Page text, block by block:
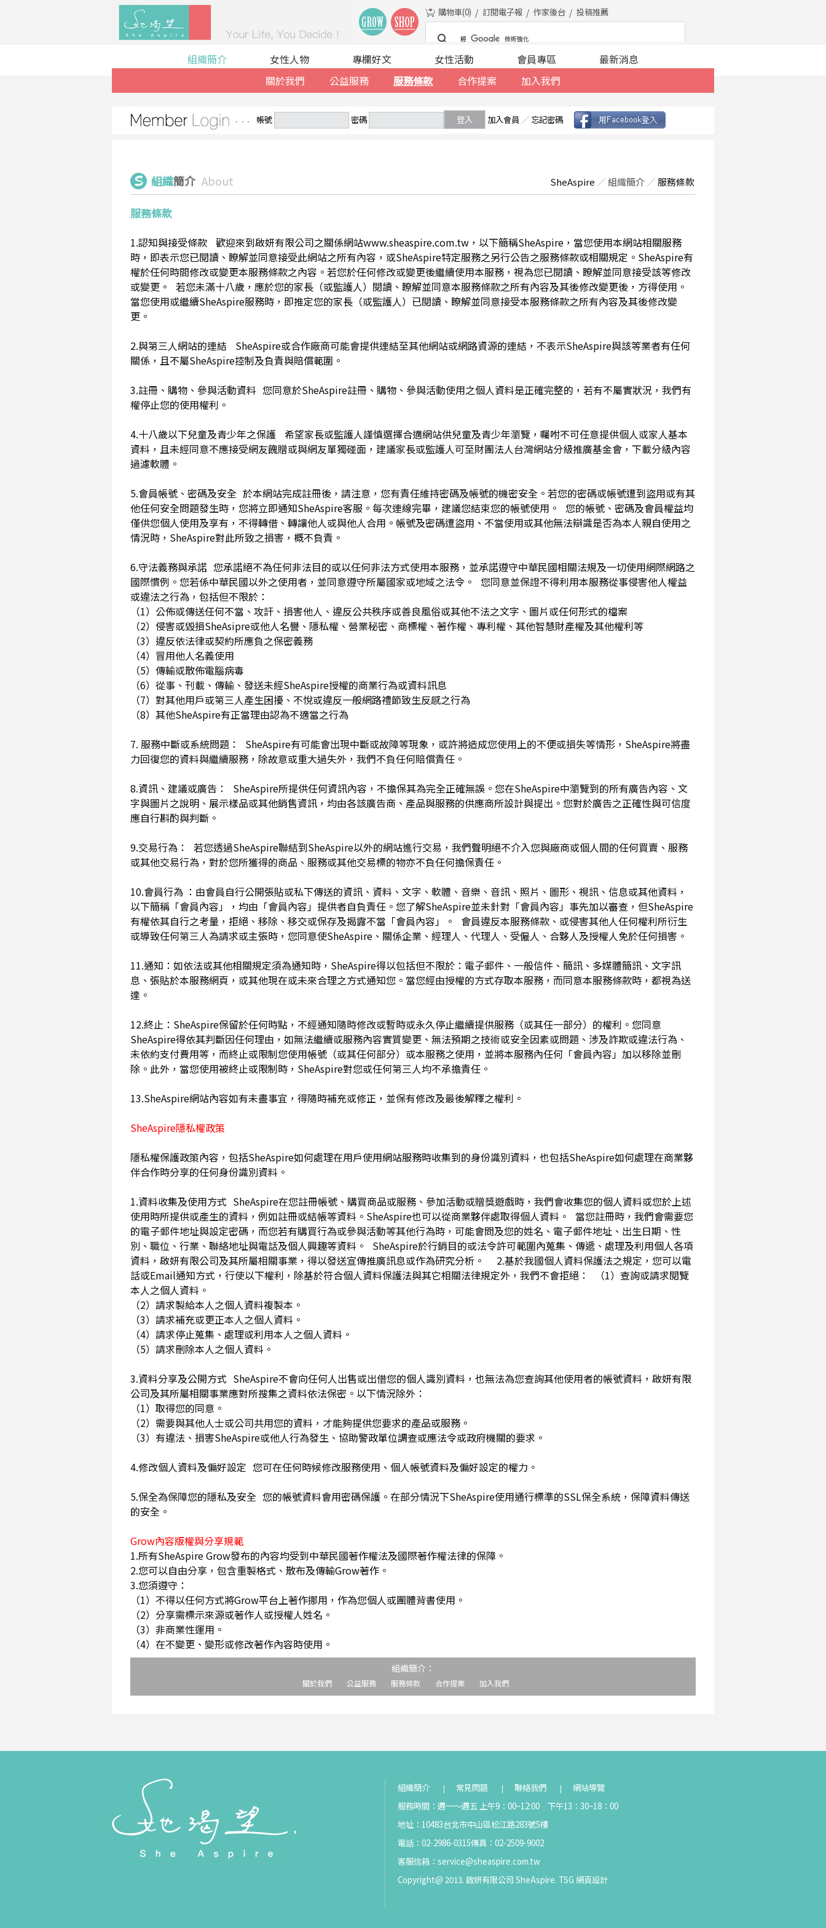
購物車(0) 訂閱電子報 作家後台 投稿推薦
組織簡介
關於我們
公益服務 服務條款 合作提案 加入我們
女性人物 專欄好文 女性活動 會員專區 最新消息
帳號 密碼 登入 加入會員 ／ 忘記密碼
組織簡介 About SheAspire ／組織簡介 ／ 服務條款
服務條款
1.認知與接受條款 歡迎來到啟妍有限公司之關係網站www.sheaspire.com.tw，以下簡稱SheAspire，當您使用本網站相關服務
時，即表示您已閱讀、瞭解並同意接受此網站之所有內容，或SheAspire特定服務之另行公告之服務條款或相關規定。SheAspire有
權於任何時間修改或變更本服務條款之內容。若您於任何修改或變更後繼續使用本服務，視為您已閱讀、瞭解並同意接受該等修改
或變更。 若您未滿十八歲，應於您的家長（或監護人）閱讀、瞭解並同意本服務條款之所有內容及其後修改變更後，方得使用。
當您使用或繼續SheAspire服務時，即推定您的家長（或監護人）已閱讀、瞭解並同意接受本服務條款之所有內容及其後修改變
更。
2.與第三人網站的連結 SheAspire或合作廠商可能會提供連結至其他網站或網路資源的連結，不表示SheAspire與該等業者有任何
關係，且不屬SheAspire控制及負責與賠償範圍。
3.註冊、購物、參與活動資料 您同意於SheAspire註冊、購物、參與活動使用之個人資料是正確完整的，若有不屬實狀況，我們有
權停止您的使用權利。
4.十八歲以下兒童及青少年之保護 希望家長或監護人謹慎選擇合適網站供兒童及青少年瀏覽，囑咐不可任意提供個人或家人基本
資料，且未經同意不應接受網友餽贈或與網友單獨碰面，建議家長或監護人可至財團法人台灣網站分級推廣基金會，下載分級內容
過濾軟體。
5.會員帳號、密碼及安全 於本網站完成註冊後，請注意，您有責任維持密碼及帳號的機密安全。若您的密碼或帳號遭到盜用或有其
他任何安全問題發生時，您將立即通知SheAspire客服。每次連線完畢，建議您結束您的帳號使用。 您的帳號、密碼及會員權益均
僅供您個人使用及享有，不得轉借、轉讓他人或與他人合用。帳號及密碼遭盜用、不當使用或其他無法辯識是否為本人親自使用之
情況時，SheAspire對此所致之損害，概不負責。
6.守法義務與承諾 您承諾絕不為任何非法目的或以任何非法方式使用本服務，並承諾遵守中華民國相關法規及一切使用網際網路之
國際慣例。您若係中華民國以外之使用者，並同意遵守所屬國家或地域之法令。 您同意並保證不得利用本服務從事侵害他人權益
或違法之行為，包括但不限於：
（1）公佈或傳送任何不當、攻訐、損害他人、違反公共秩序或善良風俗或其他不法之文字、圖片或任何形式的檔案
（2）侵害或毀損SheAsipre或他人名譽、隱私權、營業秘密、商標權、著作權、專利權、其他智慧財產權及其他權利等
（3）違反依法律或契約所應負之保密義務
（4）冒用他人名義使用
（5）傳輸或散佈電腦病毒
（6）從事、刊載、傳輸、發送未經SheAspire授權的商業行為或資料訊息
（7）對其他用戶或第三人產生困擾、不悅或違反一般網路禮節致生反感之行為
（8）其他SheAspire有正當理由認為不適當之行為
7. 服務中斷或系統問題： SheAspire有可能會出現中斷或故障等現象，或許將造成您使用上的不便或損失等情形，SheAspire將盡
力回復您的資料與繼續服務，除故意或重大過失外，我們不負任何賠償責任。
8.資訊、建議或廣告： SheAspire所提供任何資訊內容，不擔保其為完全正確無誤。您在SheAspire中瀏覽到的所有廣告內容、文
字與圖片之說明、展示樣品或其他銷售資訊，均由各該廣告商、產品與服務的供應商所設計與提出。您對於廣告之正確性與可信度
應自行斟酌與判斷。
9.交易行為： 若您透過SheAspire聯結到SheAspire以外的網站進行交易，我們聲明絕不介入您與廠商或個人間的任何買賣、服務
或其他交易行為，對於您所獲得的商品、服務或其他交易標的物亦不負任何擔保責任。
10.會員行為 ：由會員自行公開張貼或私下傳送的資訊、資料、文字、軟體、音樂、音訊、照片、圖形、視訊、信息或其他資料，
以下簡稱「會員內容」，均由「會員內容」提供者自負責任。您了解SheAspire並未針對「會員內容」事先加以審查，但SheAspire
有權依其自行之考量，拒絕、移除、移交或保存及揭露不當「會員內容」。 會員違反本服務條款、或侵害其他人任何權利所衍生
或導致任何第三人為請求或主張時，您同意使SheAspire、關係企業、經理人、代理人、受僱人、合夥人及授權人免於任何損害。
11.通知：如依法或其他相關規定須為通知時，SheAspire得以包括但不限於：電子郵件、一般信件、簡訊、多媒體簡訊、文字訊
息、張貼於本服務網頁，或其他現在或未來合理之方式通知您。當您經由授權的方式存取本服務，而同意本服務條款時，都視為送
達。
12.終止：SheAspire保留於任何時點，不經通知隨時修改或暫時或永久停止繼續提供服務（或其任一部分）的權利。您同意
SheAspire得依其判斷因任何理由，如無法繼續或服務內容實質變更、無法預期之技術或安全因素或問題、涉及詐欺或違法行為、
未依約支付費用等，而終止或限制您使用帳號（或其任何部分）或本服務之使用，並將本服務內任何「會員內容」加以移除並刪
除。此外，當您使用被終止或限制時，SheAspire對您或任何第三人均不承擔責任。
13.SheAspire網站內容如有未盡事宜，得隨時補充或修正，並保有修改及最後解釋之權利。
SheAspire隱私權政策
隱私權保護政策內容，包括SheAspire如何處理在用戶使用網站服務時收集到的身份識別資料，也包括SheAspire如何處理在商業夥
伴合作時分享的任何身份識別資料。
1.資料收集及使用方式 SheAspire在您註冊帳號、購買商品或服務、參加活動或贈獎遊戲時，我們會收集您的個人資料或您於上述
使用時所提供或產生的資料，例如註冊或結帳等資料。SheAspire也可以從商業夥伴處取得個人資料。 當您註冊時，我們會需要您
的電子郵件地址與設定密碼，而您若有購買行為或參與活動等其他行為時，可能會問及您的姓名、電子郵件地址、出生日期、性
別、職位、行業、聯絡地址與電話及個人興趣等資料。 SheAspire於行銷目的或法令許可範圍內蒐集、傳遞、處理及利用個人各項
資料，啟妍有限公司及其所屬相關事業，得以發送宣傳推廣訊息或作為研究分析。 2.基於我國個人資料保護法之規定，您可以電
話或Email通知方式，行使以下權利，除基於符合個人資料保護法與其它相關法律規定外，我們不會拒絕： （1）查詢或請求閱覽
本人之個人資料。
（2）請求製給本人之個人資料複製本。
（3）請求補充或更正本人之個人資料。
（4）請求停止蒐集、處理或利用本人之個人資料。
（5）請求刪除本人之個人資料。
3.資料分享及公開方式 SheAspire不會向任何人出售或出借您的個人識別資料，也無法為您查詢其他使用者的帳號資料，啟妍有限
公司及其所屬相關事業應對所搜集之資料依法保密。以下情況除外：
（1）取得您的同意。
（2）需要與其他人士或公司共用您的資料，才能夠提供您要求的產品或服務。
（3）有違法、損害SheAspire或他人行為發生、協助警政單位調查或應法令或政府機關的要求。
4.修改個人資料及偏好設定 您可在任何時候修改服務使用、個人帳號資料及偏好設定的權力。
5.保全為保障您的隱私及安全 您的帳號資料會用密碼保護。在部分情況下SheAspire使用通行標準的SSL保全系統，保障資料傳送
的安全。
Grow內容版權與分享規範
1.所有SheAspire Grow發布的內容均受到中華民國著作權法及國際著作權法律的保障。
2.您可以自由分享，包含重製格式、散布及傳輸Grow著作。
3.您須遵守：
（1）不得以任何方式將Grow平台上著作挪用，作為您個人或團體背書使用。
（2）分享需標示來源或著作人或授權人姓名。
（3）非商業性運用。
（4）在不變更、變形或修改著作內容時使用。
組織簡介：
關於我們 公益服務 服務條款 合作提案 加入我們
組織簡介 常見問題 聯絡我們
網站導覽
服務時間：週一～週五 上午9：00~12:00 下午13：30~18：00
地址：10483台北市中山區松江路283號5樓
電話：02-2986-0315傳真：02-2509-9002
客服信箱： service@sheaspire.com.tw
Copyright@ 2013. 啟妍有限公司 SheAspire. TSG 網頁設計